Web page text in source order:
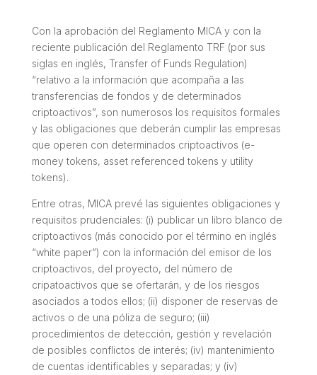
Con la aprobación del Reglamento MICA y con la
reciente publicación del Reglamento TRF (por sus
siglas en inglés, Transfer of Funds Regulation)
“relativo a la información que acompaña a las
transferencias de fondos y de determinados
criptoactivos”, son numerosos los requisitos formales
y las obligaciones que deberán cumplir las empresas
que operen con determinados criptoactivos (e-
money tokens, asset referenced tokens y utility
tokens).
Entre otras, MICA prevé las siguientes obligaciones y
requisitos prudenciales: (i) publicar un libro blanco de
criptoactivos (más conocido por el término en inglés
“white paper”) con la información del emisor de los
criptoactivos, del proyecto, del número de
cripatoactivos que se ofertarán, y de los riesgos
asociados a todos ellos; (ii) disponer de reservas de
activos o de una póliza de seguro; (iii)
procedimientos de detección, gestión y revelación
de posibles conflictos de interés; (iv) mantenimiento
de cuentas identificables y separadas; y (iv)